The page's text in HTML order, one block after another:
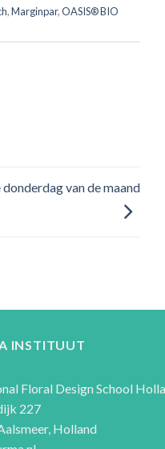
,Marginpar,OASIS® BIO
van de maand
INSTITUUT
Floral Design School
227
Holland